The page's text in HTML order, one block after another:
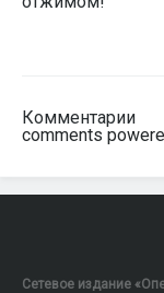
Комментарии
comments
Сетевое издание